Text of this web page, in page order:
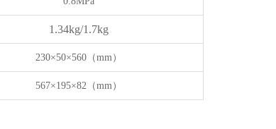
1.34kg/1.7kg
230×50×560 （mm）
567×195×82 （mm）